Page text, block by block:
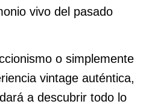
vivo del pasado
o simplemente
vintage auténtica,
a descubrir todo lo